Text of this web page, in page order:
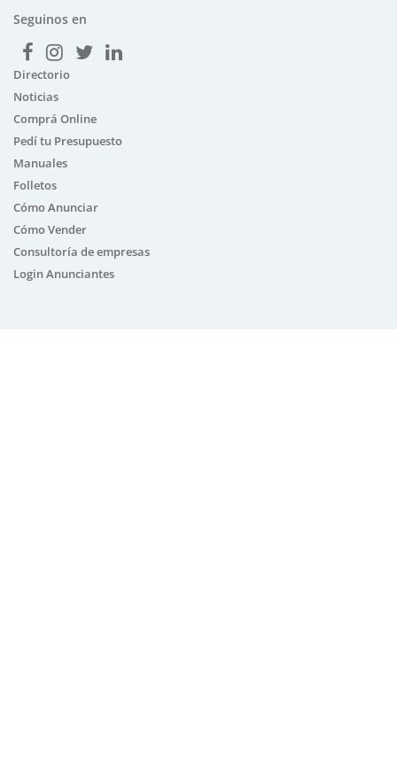
Seguinos en
Directorio
Noticias
Comprá Online
Pedí tu Presupuesto
Manuales
Folletos
Cómo Anunciar
Cómo Vender
Consultoría de empresas
Login Anunciantes